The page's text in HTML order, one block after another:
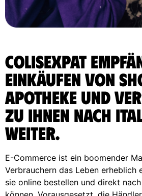
ColisExpat
Einkäufen von
Apotheke und
zu Ihnen nach
weiter.
E-Commerce ist ein boomender
Verbrauchern das Leben erheblich
sie online bestellen und direkt